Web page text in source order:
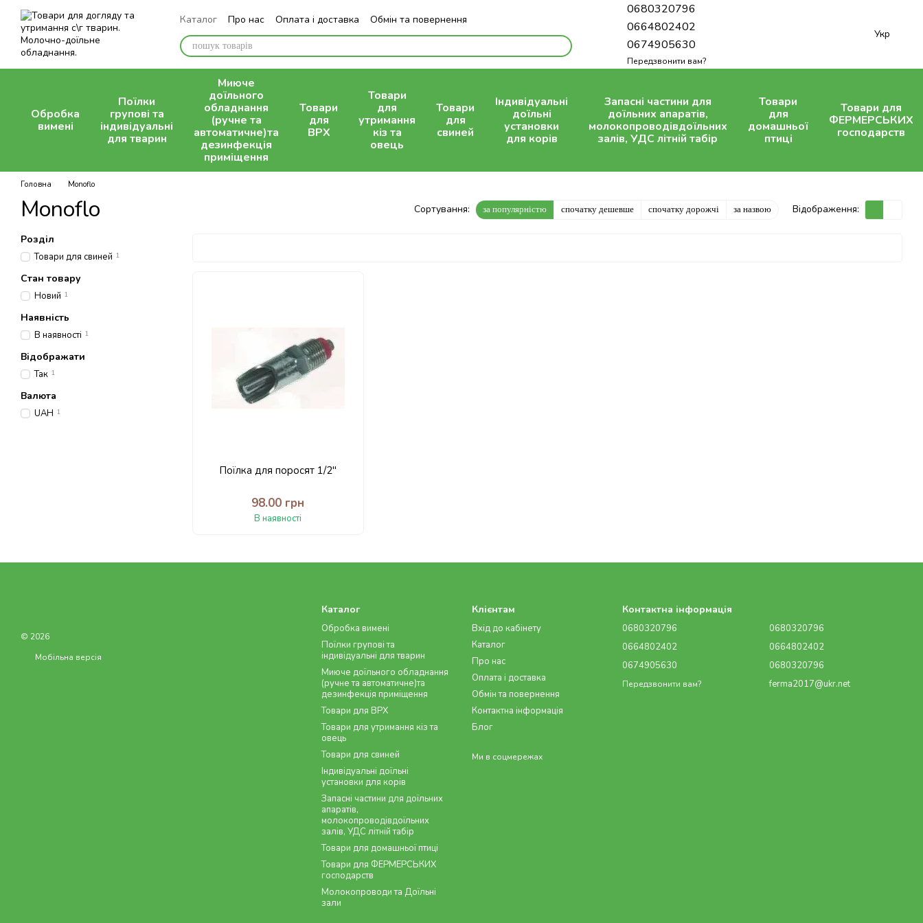
Перейти до основного контенту
Каталог Про нас Оплата і доставка
Обмін та повернення
Контактна інформація
Блог
0680320796
0664802402
0674905630
Передзвонити вам?
Укр
Обробка
вимені
Поїлки
групові та
індивідуальні
для тварин
Миюче
доїльного
обладнання
(ручне та
автоматичне)та
дезинфекція
приміщення
Товари
для
ВРХ
Товари
для
утримання
кіз та
овець
Товари
для
свиней
Індивідуальні
доїльні
установки
для корів
Запасні частини для
доїльних апаратів,
молокопроводівдоїльних
залів, УДС літній табір
Товари
для
домашньої
птиці
Товари для
ФЕРМЕРСЬКИХ
господарств
Головна Monoflo
Monoflo Сортування: за популярністю спочатку дешевше спочатку дорожчі за назвою Відображення:
Поїлка для поросят 1/2"
98.00 грн
В наявності
Розділ
Товари для свиней 1
Стан товару
Новий 1
Наявність
В наявності 1
Відображати
Так 1
Валюта
UAH 1
© 2026
Мобільна версія
Каталог
Обробка вимені
Поїлки групові та
індивідуальні для тварин
Миюче доїльного обладнання
(ручне та автоматичне)та
дезинфекція приміщення
Товари для ВРХ
Товари для утримання кіз та
овець
Товари для свиней
Індивідуальні доїльні
установки для корів
Запасні частини для доїльних
апаратів,
молокопроводівдоїльних
залів, УДС літній табір
Товари для домашньої птиці
Товари для ФЕРМЕРСЬКИХ
господарств
Молокопроводи та Доїльні
зали
Клієнтам
Вхід до кабінету
Каталог
Про нас
Оплата і доставка
Обмін та повернення
Контактна інформація
Блог
Ми в соцмережах
Контактна інформація
0680320796
0664802402
0674905630
Передзвонити вам?
0680320796
0664802402
0680320796
ferma2017@ukr.net